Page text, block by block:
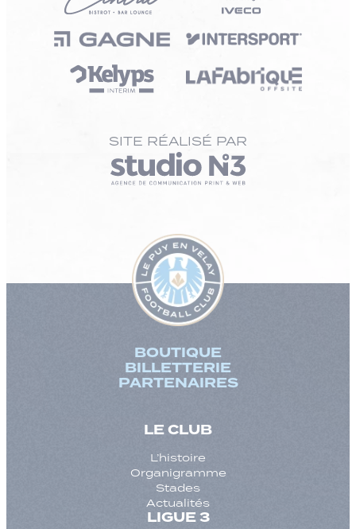
SITE RÉALISÉ PAR
BOUTIQUE
BILLETTERIE
PARTENAIRES
LE CLUB
L’histoire
Organigramme
Stades
Actualités
LIGUE 3